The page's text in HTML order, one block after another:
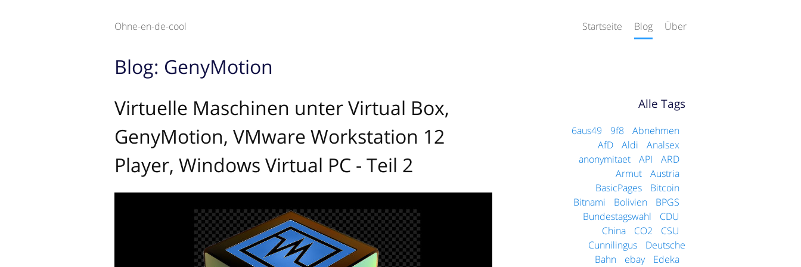
Ohne-en-de-cool Startseite Blog Über
Blog: GenyMotion
Virtuelle Maschinen unter Virtual Box,
GenyMotion, VMware Workstation 12
Player, Windows Virtual PC - Teil 2
Alle Tags
6aus49 9f8
Abnehmen
AfD
Aldi
Analsex
anonymitaet
API
ARD
Armut
Austria
BasicPages
Bitcoin
Bitnami
Bolivien
BPGS
Bundestagswahl
CDU
China
CO2
CSU
Cunnilingus
Deutsche
Bahn
ebay
Edeka